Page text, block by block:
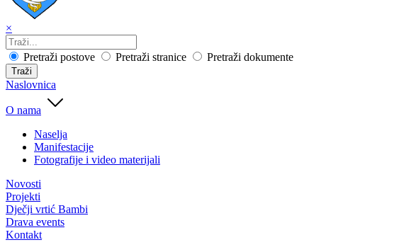
×
Pretraži postove Pretraži stranice Pretraži dokumente
Traži
Naslovnica
O nama
Naselja
Manifestacije
Fotografije i video materijali
Novosti
Projekti
Dječji vrtić Bambi
Drava events
Kontakt